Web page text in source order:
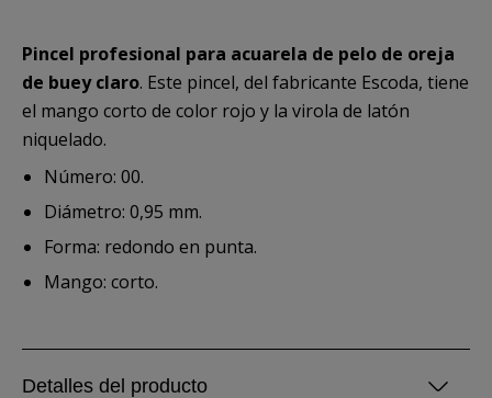
Pincel profesional para acuarela de pelo de oreja
de buey claro. Este pincel, del fabricante Escoda, tiene
el mango corto de color rojo y la virola de latón
niquelado.
Número: 00.
Diámetro: 0,95 mm.
Forma: redondo en punta.
Mango: corto.
Detalles del producto